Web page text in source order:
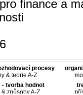
finance a
procesy
& teorie A-Z
- tvorba hodnot
způsoby A-Z